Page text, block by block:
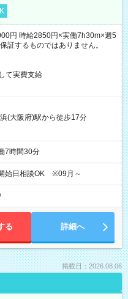
円 時給2850円×実働7h30m×週5
するものではありません。
て実費支給
(大阪府)駅から徒歩17分
7時間30分
始日相談OK ※09月～
る 詳細へ
掲載日：2026.08.06